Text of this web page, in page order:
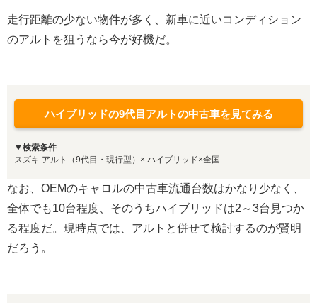
走行距離の少ない物件が多く、新車に近いコンディション
のアルトを狙うなら今が好機だ。
ハイブリッドの9代目アルトの中古車を見てみる
▼検索条件
スズキ アルト（9代目・現行型）× ハイブリッド×全国
なお、OEMのキャロルの中古車流通台数はかなり少なく、
全体でも10台程度、そのうちハイブリッドは2～3台見つか
る程度だ。現時点では、アルトと併せて検討するのが賢明
だろう。